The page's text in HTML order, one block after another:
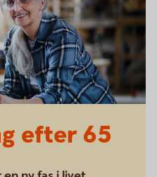
efter 65